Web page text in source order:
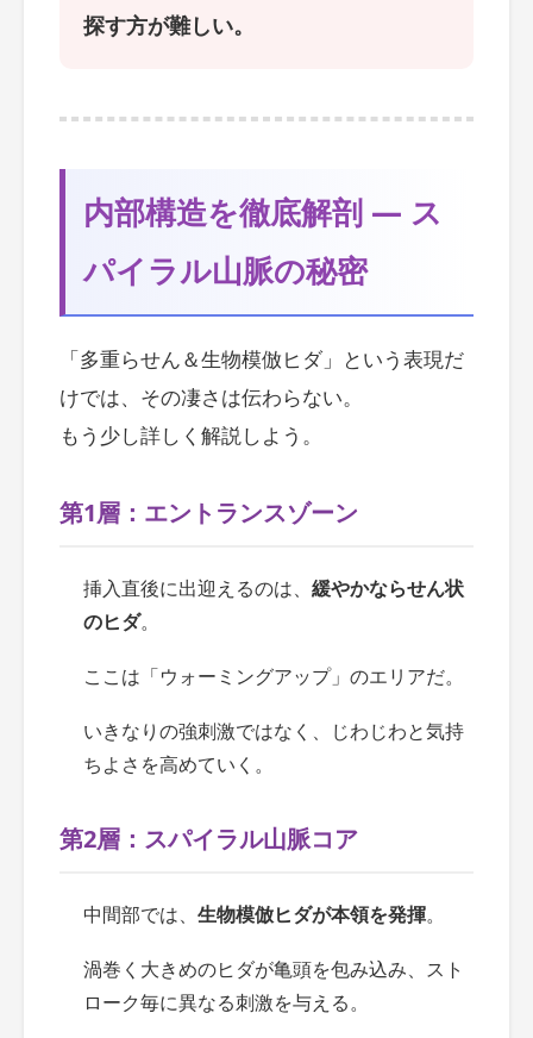
探す方が難しい。
内部構造を徹底解剖 ― ス
パイラル山脈の秘密
「多重らせん＆生物模倣ヒダ」という表現だ
けでは、その凄さは伝わらない。
もう少し詳しく解説しよう。
第1層：エントランスゾーン
挿入直後に出迎えるのは、 緩やかならせん状
のヒダ。
ここは「ウォーミングアップ」のエリアだ。
いきなりの強刺激ではなく、じわじわと気持
ちよさを高めていく。
第2層：スパイラル山脈コア
中間部では、 生物模倣ヒダが本領を発揮。
渦巻く大きめのヒダが亀頭を包み込み、スト
ローク毎に異なる刺激を与える。